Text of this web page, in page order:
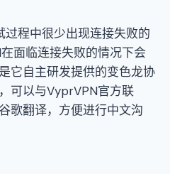
程中很少出现连接失败的
面临连接失败的情况下会
它自主研发提供的变色龙协
可以与VyprVPN官方联
歌翻译，方便进行中文沟